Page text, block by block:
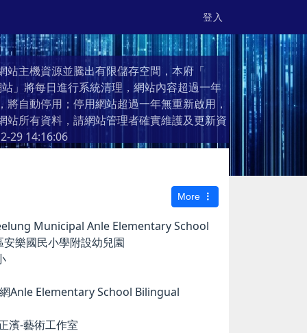
登入
站主機資源並騰出有限儲存空間，本府「
」將每日進行系統清理，網站內容超過一年
將自動停用；停用網站超過一年無重新啟用，
站所有資料，請網站管理者確實維護及更新資
29 14:16:06
More
Municipal Anle Elementary School
樂國民小學附設幼兒園
Anle Elementary School Bilingual
濱-藝術工作室